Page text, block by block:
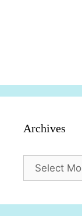
Archives
Archives